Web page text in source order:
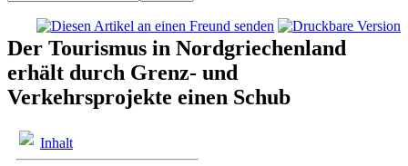
Der Tourismus in Nordgriechenland
erhält durch Grenz- und
Verkehrsprojekte einen Schub
Inhalt